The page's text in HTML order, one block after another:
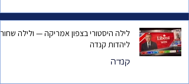
לילה היסטורי בצפון אמריקה — ולילה שחור
ליהדות קנדה
קנדה